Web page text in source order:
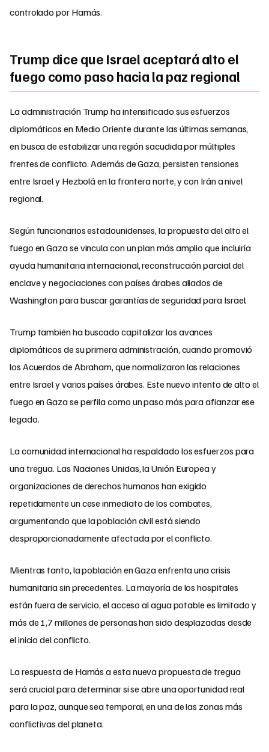
controlado por Hamás.
Trump dice que Israel aceptará alto el
fuego como paso hacia la paz regional
La administración Trump ha intensificado sus esfuerzos
diplomáticos en Medio Oriente durante las últimas semanas,
en busca de estabilizar una región sacudida por múltiples
frentes de conflicto. Además de Gaza, persisten tensiones
entre Israel y Hezbolá en la frontera norte, y con Irán a nivel
regional.
Según funcionarios estadounidenses, la propuesta del alto el
fuego en Gaza se vincula con un plan más amplio que incluiría
ayuda humanitaria internacional, reconstrucción parcial del
enclave y negociaciones con países árabes aliados de
Washington para buscar garantías de seguridad para Israel.
Trump también ha buscado capitalizar los avances
diplomáticos de su primera administración, cuando promovió
los Acuerdos de Abraham, que normalizaron las relaciones
entre Israel y varios países árabes. Este nuevo intento de alto el
fuego en Gaza se perfila como un paso más para afianzar ese
legado.
La comunidad internacional ha respaldado los esfuerzos para
una tregua. Las Naciones Unidas, la Unión Europea y
organizaciones de derechos humanos han exigido
repetidamente un cese inmediato de los combates,
argumentando que la población civil está siendo
desproporcionadamente afectada por el conflicto.
Mientras tanto, la población en Gaza enfrenta una crisis
humanitaria sin precedentes. La mayoría de los hospitales
están fuera de servicio, el acceso al agua potable es limitado y
más de 1,7 millones de personas han sido desplazadas desde
el inicio del conflicto.
La respuesta de Hamás a esta nueva propuesta de tregua
será crucial para determinar si se abre una oportunidad real
para la paz, aunque sea temporal, en una de las zonas más
conflictivas del planeta.